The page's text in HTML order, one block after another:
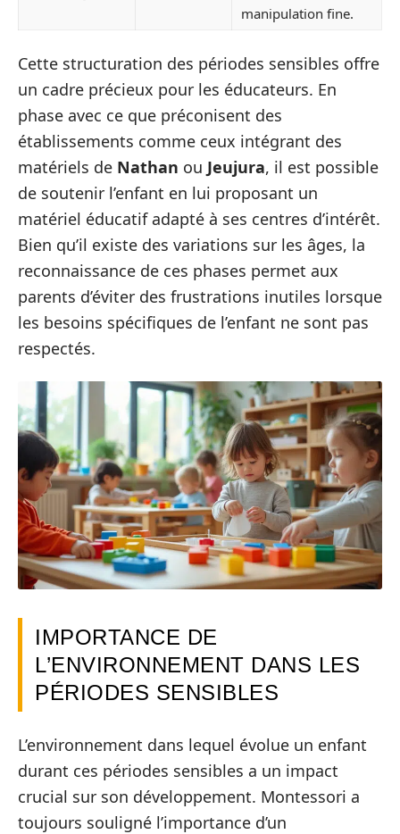
manipulation fine.
Cette structuration des périodes sensibles offre
un cadre précieux pour les éducateurs. En
phase avec ce que préconisent des
établissements comme ceux intégrant des
matériels de Nathan ou Jeujura, il est possible
de soutenir l’enfant en lui proposant un
matériel éducatif adapté à ses centres d’intérêt.
Bien qu’il existe des variations sur les âges, la
reconnaissance de ces phases permet aux
parents d’éviter des frustrations inutiles lorsque
les besoins spécifiques de l’enfant ne sont pas
respectés.
IMPORTANCE DE
L’ENVIRONNEMENT DANS LES
PÉRIODES SENSIBLES
L’environnement dans lequel évolue un enfant
durant ces périodes sensibles a un impact
crucial sur son développement. Montessori a
toujours souligné l’importance d’un